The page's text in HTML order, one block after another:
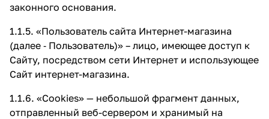
законного основания.
1.1.5. «Пользователь сайта Интернет-магазина
(далее ‑ Пользователь)» – лицо, имеющее доступ к
Сайту, посредством сети Интернет и использующее
Сайт интернет-магазина.
1.1.6. «Cookies» — небольшой фрагмент данных,
отправленный веб-сервером и хранимый на